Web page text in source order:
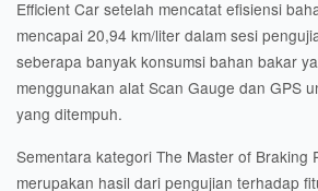
Efficient Car setelah mencatat efisiensi
mencapai 20,94 km/liter dalam sesi
seberapa banyak konsumsi bahan bakar
menggunakan alat Scan Gauge dan GPS
yang ditempuh.
Sementara kategori The Master of Braking
merupakan hasil dari pengujian terhadap